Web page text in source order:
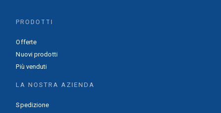
PRODOTTI
Offerte
Nuovi prodotti
Più venduti
LA NOSTRA AZIENDA
Spedizione